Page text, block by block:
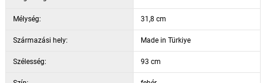
Mélység: 31,8 cm
Származási hely: Made in Türkiye
Szélesség: 93 cm